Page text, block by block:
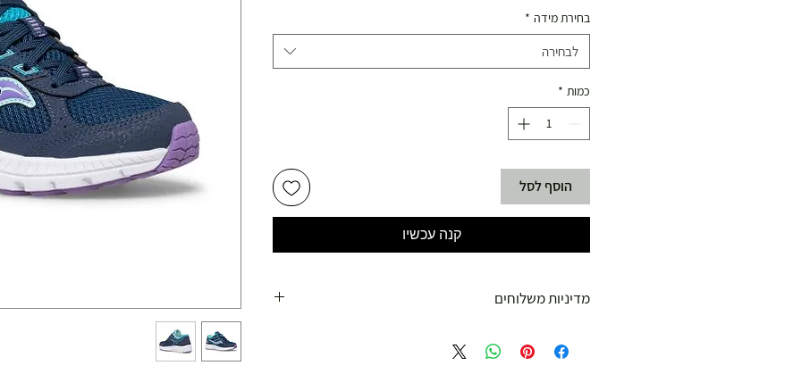
בחירת מידה *
לבחירה
כמות *
הוסף לסל
קנה עכשיו
מדיניות משלוחים